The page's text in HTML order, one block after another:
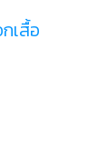
เสื้อ